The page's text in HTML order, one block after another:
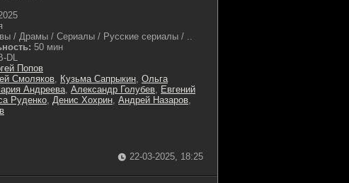
/ Драмы / Сериалы / Русские сериалы / ..
50 мин
DL
Попов
Смоляков, Кузьма Сапрыкин, Ольга
Андреева, Александр Голубев, Евгений
Руденко, Денис Хохрин, Андрей Назаров,
22-03-2025, 18:25